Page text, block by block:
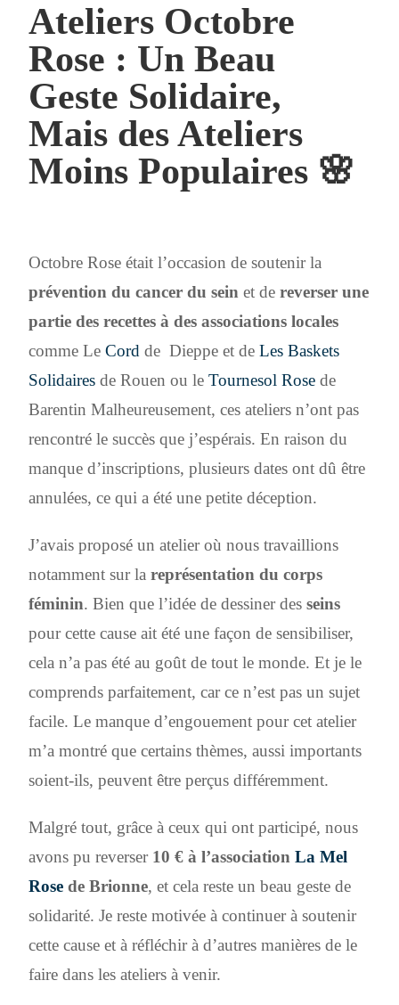
Ateliers Octobre
Rose : Un Beau
Geste Solidaire,
Mais des Ateliers
Moins Populaires 🌸
Octobre Rose était l’occasion de soutenir la
prévention du cancer du sein et dereverser une
partie des recettes à des associations locales
comme LeCord de Dieppe et deLes Baskets
Solidaires de Rouen ou leTournesol Rose de
Barentin Malheureusement, ces ateliers n’ont pas
rencontré le succès que j’espérais. En raison du
manque d’inscriptions, plusieurs dates ont dû être
annulées, ce qui a été une petite déception.
J’avais proposé un atelier où nous travaillions
notamment sur lareprésentation du corps
féminin. Bien que l’idée de dessiner desseins
pour cette cause ait été une façon de sensibiliser,
cela n’a pas été au goût de tout le monde. Et je le
comprends parfaitement, car ce n’est pas un sujet
facile. Le manque d’engouement pour cet atelier
m’a montré que certains thèmes, aussi importants
soient-ils, peuvent être perçus différemment.
Malgré tout, grâce à ceux qui ont participé, nous
avons pu reverser 10 € à l’associationLa Mel
Rose de Brionne, et cela reste un beau geste de
solidarité. Je reste motivée à continuer à soutenir
cette cause et à réfléchir à d’autres manières de le
faire dans les ateliers à venir.